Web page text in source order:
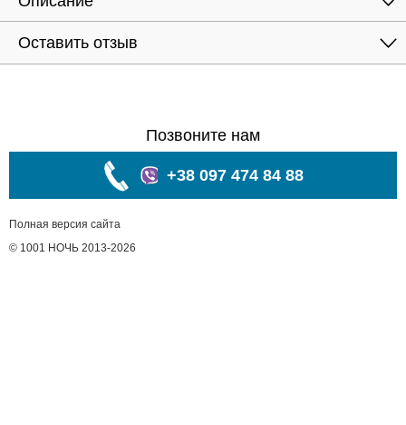
Оставить отзыв
Позвоните нам
+38 097 474 84 88
Полная версия сайта
© 1001 НОЧЬ 2013-2026